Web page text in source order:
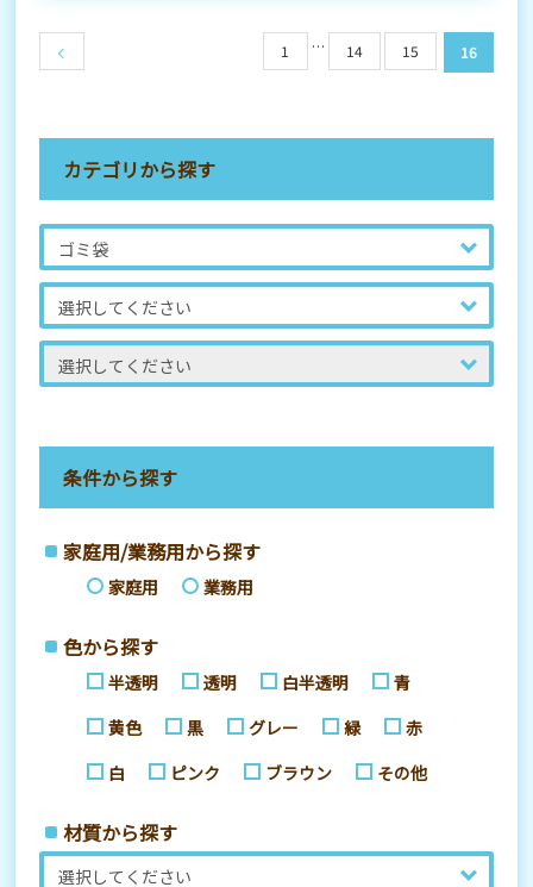
1 … 14 15 16
カテゴリから探す
条件から探す
家庭用/業務用から探す
家庭用 業務用
色から探す
半透明 透明 白半透明
青
黄色
黒 グレー 緑
赤
白
ピンク ブラウン その他
材質から探す